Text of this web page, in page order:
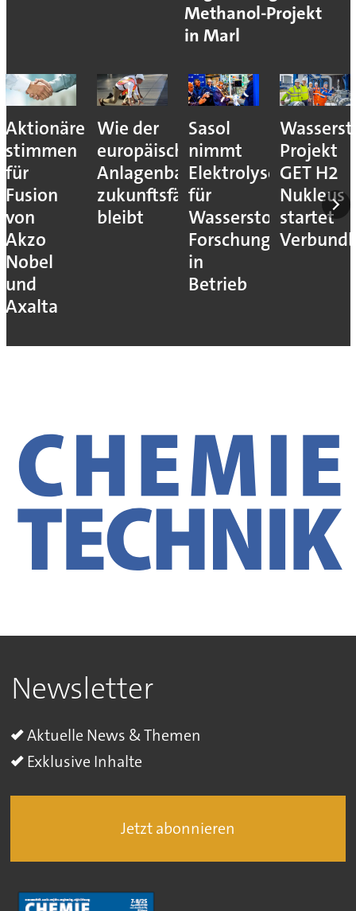
Methanol-Projekt
in Marl
Aktionäre
stimmen
für
Fusion
von
Akzo
Nobel
und
Axalta
Wie der
europäische
Anlagenbau
zukunftsfähig
bleibt
Sasol
nimmt
Elektrolyseur
für
Wasserstoff-
Forschung
in
Betrieb
Projekt
GET H2
Nukleus
startet
Newsletter
Aktuelle News & Themen
Exklusive Inhalte
Jetzt abonnieren